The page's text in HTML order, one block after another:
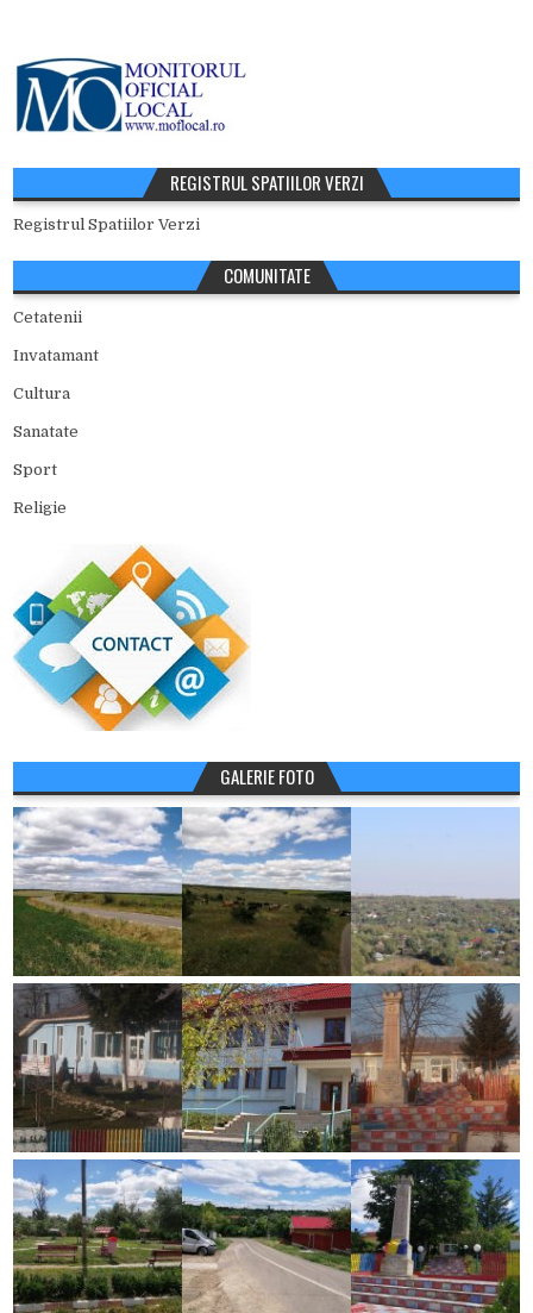
REGISTRUL SPATIILOR VERZI
Registrul Spatiilor Verzi
COMUNITATE
Cetatenii
Invatamant
Cultura
Sanatate
Sport
Religie
GALERIE FOTO